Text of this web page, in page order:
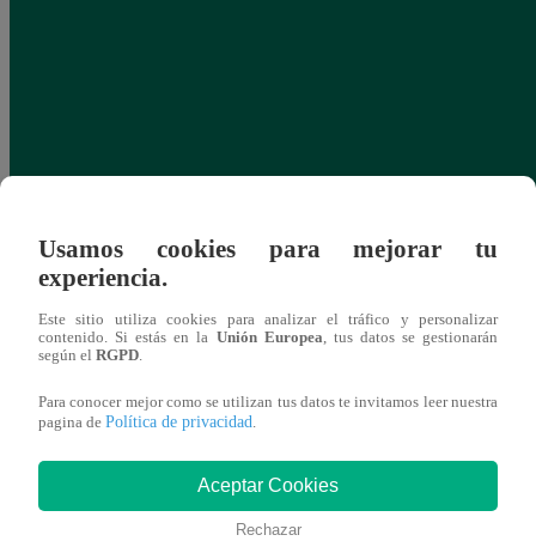
Usamos cookies para mejorar tu
experiencia.
Este sitio utiliza cookies para analizar el tráfico y personalizar
contenido. Si estás en la Unión Europea, tus datos se gestionarán
según el RGPD.
Para conocer mejor como se utilizan tus datos te invitamos leer nuestra
pagina de Política de privacidad.
Aceptar Cookies
Rechazar